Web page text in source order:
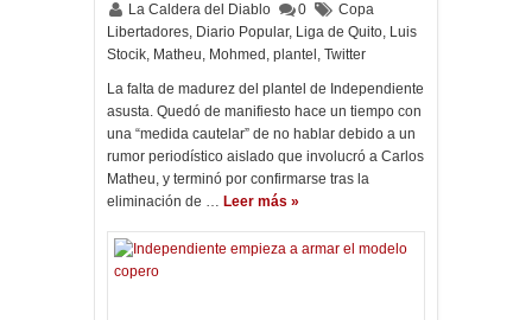
La Caldera del Diablo 0
Copa
Libertadores, Diario Popular, Liga de Quito, Luis
Stocik, Matheu, Mohmed , plantel , Twitter
La falta de madurez del plantel de Independiente
asusta. Quedó de manifiesto hace un tiempo con
una “medida cautelar” de no hablar debido a un
rumor periodístico aislado que involucró a Carlos
Matheu, y terminó por confirmarse tras la
eliminación de … Leer más »